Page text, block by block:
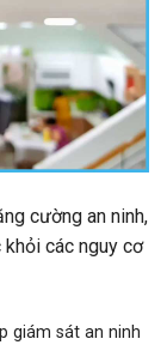
cường an ninh,
các nguy cơ
giám sát an ninh